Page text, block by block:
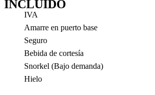
INCLUIDO
IVA
Amarre en puerto base
Seguro
Bebida de cortesía
Snorkel (Bajo demanda)
Hielo